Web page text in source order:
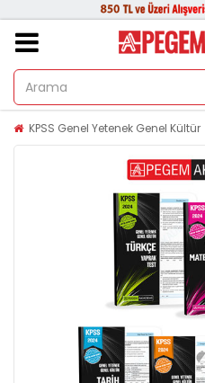
KPSS Genel Yetenek Genel Kültür